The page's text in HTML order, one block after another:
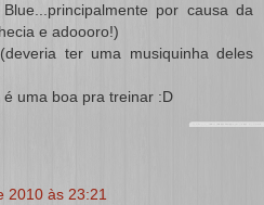
por causa da
e adoooro!)
ter uma musiquinha deles
uma boa pra treinar :D
2010 às 23:21